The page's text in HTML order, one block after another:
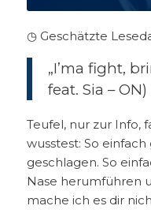
◷ Geschätzte
„I’ma fight,
feat. Sia – ON)
Teufel, nur zur Info,
wusstest: So
geschlagen. So
Nase herumführen
mache ich es dir